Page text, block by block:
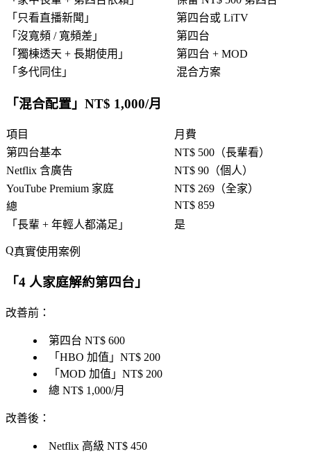
「 只看直播新聞 」
第四台或 LiTV
「 沒寬頻 / 寬頻差 」
第四台
「 獨棟透天 + 長期使用 」
第四台 + MOD
「 多代同住 」 混合方案
「混合配置 」NT$ 1,000/月
項目
月費
第四台基本
NT$ 500（長輩看）
Netflix 含廣告
NT$ 90（個人）
YouTube Premium 家庭
NT$ 269（全家）
總
NT$ 859
「 長輩 + 年輕人都滿足 」 是
真實使用案例
「4 人家庭解約第四台 」
改善前 ：
第四台 NT$ 600
「 HBO 加值 」NT$ 200
「 MOD 加值 」NT$ 200
總 NT$ 1,000/月
改善後 ：
Netflix 高級 NT$ 450